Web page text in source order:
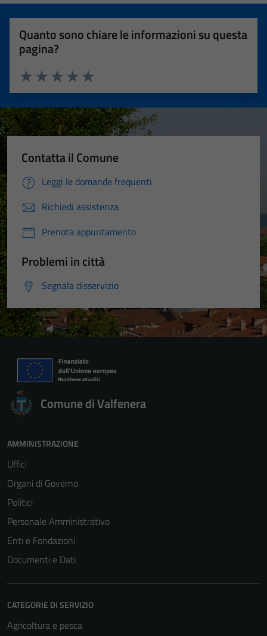
Quanto sono chiare le informazioni su questa
pagina?
Valuta 5 stelle su 5
Valuta 4 stelle su 5
Valuta 3 stelle su 5
Valuta 2 stelle su 5
Valuta 1 stelle su 5
Contatta il Comune
Leggi le domande frequenti
Richiedi assistenza
Prenota appuntamento
Problemi in città
Segnala disservizio
Comune di Valfenera
AMMINISTRAZIONE
Uffici
Organi di Governo
Politici
Personale Amministrativo
Enti e Fondazioni
Documenti e Dati
CATEGORIE DI SERVIZIO
Agricoltura e pesca
sono necessari